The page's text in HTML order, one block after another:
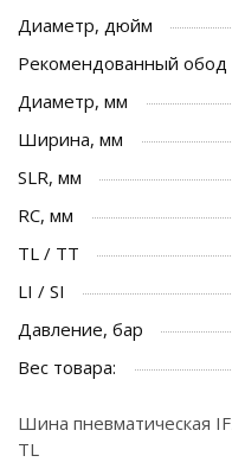
Диаметр, дюйм
Рекомендованный обод
Диаметр, мм
Ширина, мм
SLR, мм
RC, мм
TL / TT
LI / SI
Давление, бар
Вес товара:
Шина пневматическая
TL